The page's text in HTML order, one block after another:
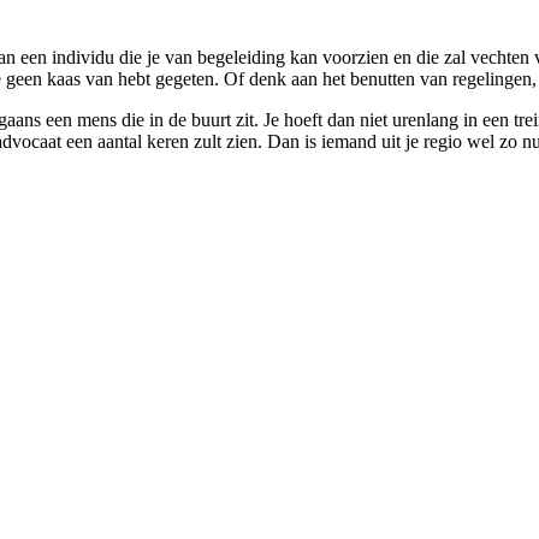
een individu die je van begeleiding kan voorzien en die zal
kaas van hebt gegeten. Of denk aan het benutten van
een mens die in de buurt zit. Je hoeft dan niet urenlang in een
een aantal keren zult zien. Dan is iemand uit je regio wel zo